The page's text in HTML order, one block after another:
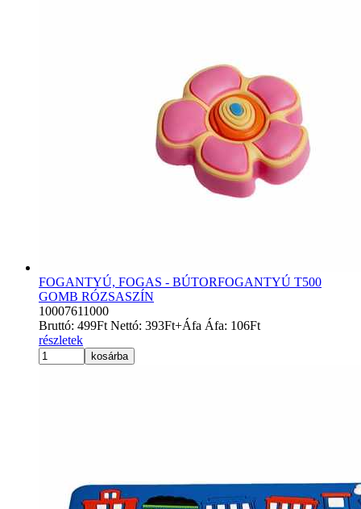
FOGANTYÚ, FOGAS - BÚTORFOGANTYÚ T500
GOMB RÓZSASZÍN
10007611000
Bruttó: 499Ft Nettó: 393Ft+Áfa Áfa: 106Ft
részletek
kosárba